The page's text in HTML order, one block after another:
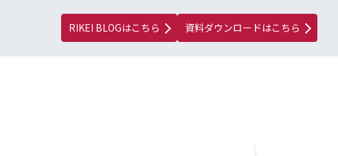
RIKEI BLOGはこちら 資料ダウンロードはこちら